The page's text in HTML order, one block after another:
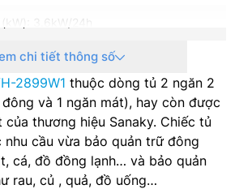
3.6kW/24h
ngăn 2 cánh dàn đồng
C ~ 10 độ C
chi tiết thông số
2899W1 thuộc dòng tủ 2 ngăn 2
và 1 ngăn mát), hay còn được
thương hiệu Sanaky. Chiếc tủ
cầu vừa bảo quản trữ đông
cá, đồ đồng lạnh… và bảo quản
rau, củ , quả, đồ uống…